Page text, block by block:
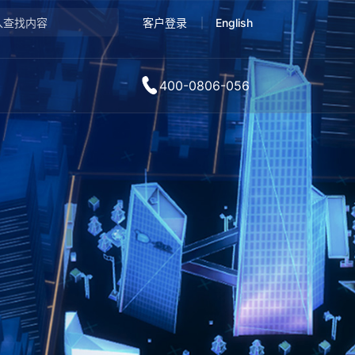
客户登录 English
400-0806-056